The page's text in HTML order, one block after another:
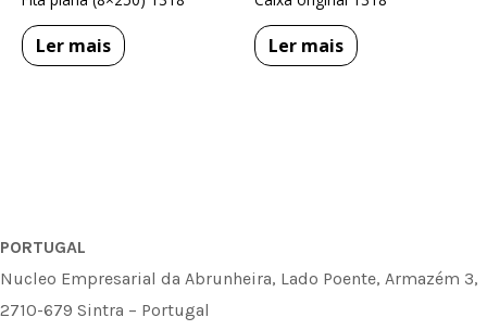
Ler mais Ler mais
PORTUGAL
Nucleo Empresarial da Abrunheira, Lado Poente, Armazém 3,
2710-679 Sintra – Portugal